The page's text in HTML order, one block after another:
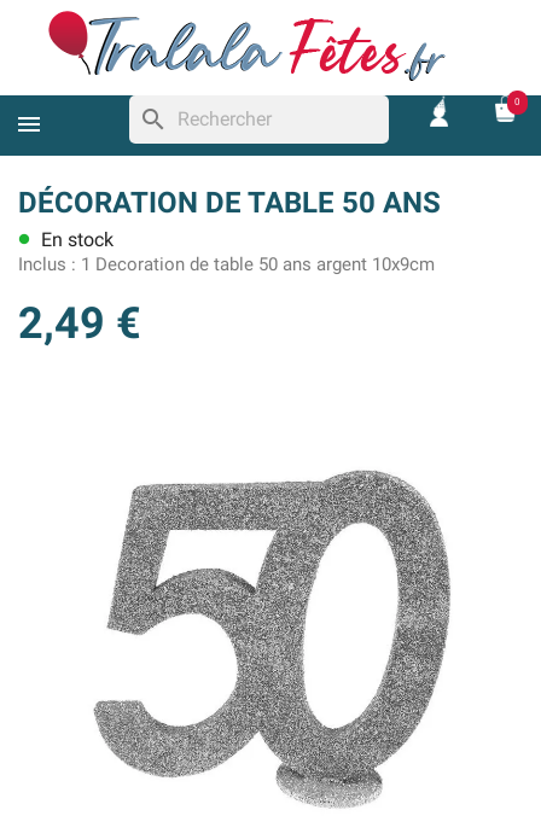
search
0
DÉCORATION DE TABLE 50 ANS
lens En stock
Inclus : 1 Decoration de table 50 ans argent 10x9cm
2,49 €